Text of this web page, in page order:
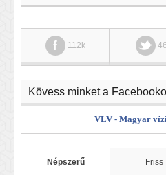
112k
Kövess minket a
VLV - Magyar
Népszerű Friss